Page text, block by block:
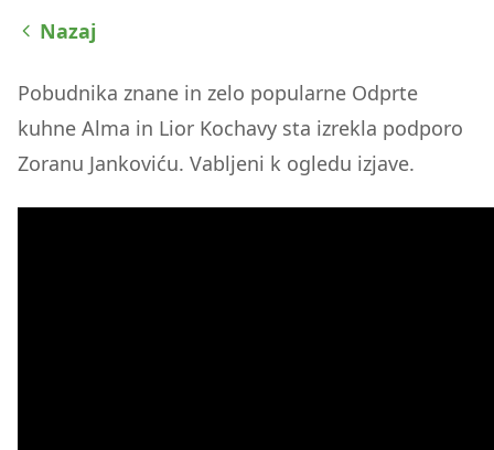
Nazaj
Pobudnika znane in zelo popularne Odprte
kuhne Alma in Lior Kochavy sta izrekla podporo
Zoranu Jankoviću. Vabljeni k ogledu izjave.